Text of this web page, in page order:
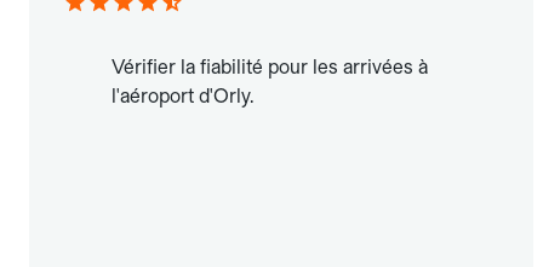
Vérifier la fiabilité pour les arrivées à
l'aéroport d'Orly.